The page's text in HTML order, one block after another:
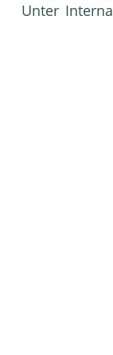
Unter